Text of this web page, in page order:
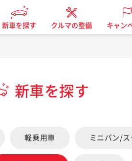
新車を探す クルマの整備 キャン
新車を探す
軽乗用車 ミニバン/